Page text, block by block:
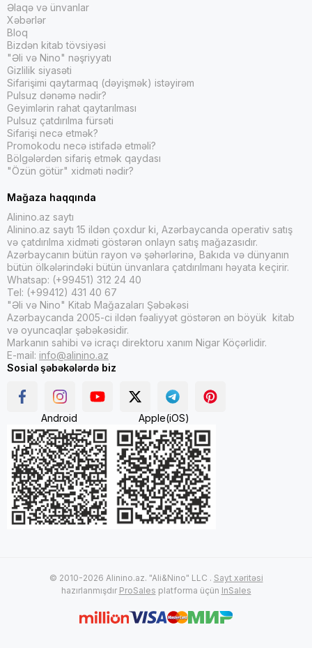
Əlaqə və ünvanlar
Xəbərlər
Bloq
Bizdən kitab tövsiyəsi
"Əli və Nino" nəşriyyatı
Gizlilik siyasəti
Sifarişimi qaytarmaq (dəyişmək) istəyirəm
Pulsuz dənəmə nədir?
Geyimlərin rahat qaytarılması
Pulsuz çatdırılma fürsəti
Sifarişi necə etmək?
Promokodu necə istifadə etməli?
Bölgələrdən sifariş etmək qaydası
"Özün götür" xidməti nədir?
Mağaza haqqında
Alinino.az saytı
Alinino.az saytı 15 ildən çoxdur ki, Azərbaycanda operativ satış
və çatdırılma xidməti göstərən onlayn satış mağazasıdır.
Azərbaycanın bütün rayon və şəhərlərinə, Bakıda və dünyanın
bütün ölkələrindəki bütün ünvanlara çatdırılmanı həyata keçirir.
Whatsap: (+99451) 312 24 40
Tel: (+99412) 431 40 67
"Əli və Nino" Kitab Mağazaları Şəbəkəsi
Azərbaycanda 2005-ci ildən fəaliyyət göstərən ən böyük kitab
və oyuncaqlar şəbəkəsidir.
Markanın sahibi və icraçı direktoru xanım Nigar Köçərlidir.
E-mail: info@alinino.az
Sosial şəbəkələrdə biz
Android Apple(iOS)
© 2010-2026 Alinino.az. "Ali&Nino" LLC . Sayt xəritəsi
hazırlanmışdır ProSales platforma üçün InSales